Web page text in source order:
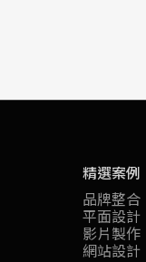
精選案例
品牌整合
平面設計
影片製作
網站設計